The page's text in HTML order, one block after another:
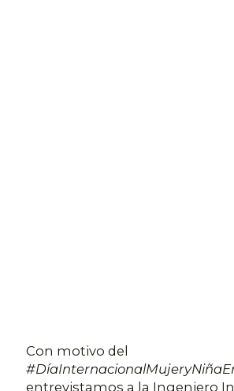
Con motivo del
entrevistamos a la Ingeniero